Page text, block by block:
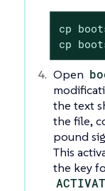
cp
cp
Open
the text
the file,
pound
This
the key